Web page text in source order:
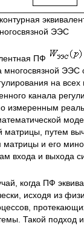
ЭЭС
ПФ
многосвязной ЭЭС
на всех
канала
измеренным
матрицы, путем
матрицы и его
входа и выхода
когда ПФ
исходя из
Такой подход